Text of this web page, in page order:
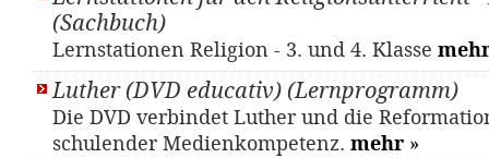
(Sachbuch)
Lernstationen Religion - 3. und 4. Klasse
Luther (DVD educativ) (Lernprogramm)
Die DVD verbindet Luther und die
schulender Medienkompetenz. mehr »